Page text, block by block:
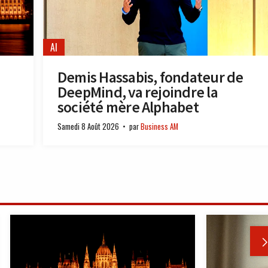
AI
Demis Hassabis, fondateur de
DeepMind, va rejoindre la
société mère Alphabet
Samedi 8 Août 2026 parBusiness AM